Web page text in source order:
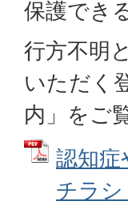
保護でき
行方不明
いただく
内」をご
認知
チラ